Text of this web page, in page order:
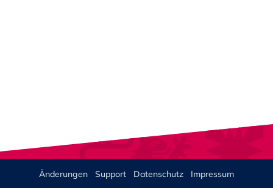
Änderungen Support Datenschutz Impressum